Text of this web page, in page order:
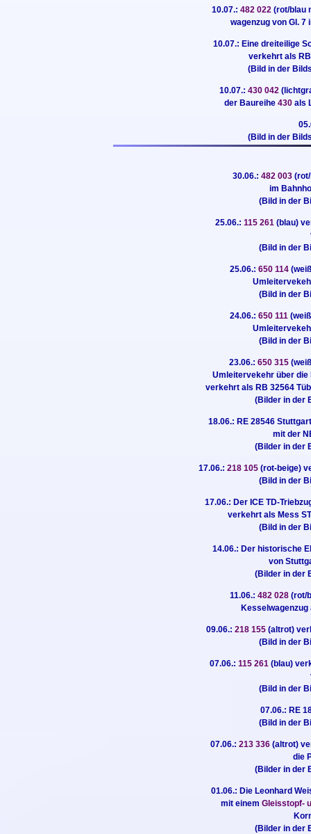
10.07.: 482 022 (rot/blau
wagenzug von Gl. 7
10.07.: Eine dreiteilige
verkehrt als
(Bild in der
10.07.: 430 042
der Baureihe 430 als
(Bild in der
30.06.:482 003
im
(Bild in der
25.06.: 115 261 (blau)
(Bild in der
25.06.: 650 114
(Bild in der
24.06.:650 111
(Bild in der
23.06.:650 315
Umleitervekehr über
verkehrt als RB 32564
(Bilder in der
18.06.: RE 28546
mit der
(Bilder in der
17.06.:218 105(rot-beige)
(Bild in der
17.06.: Der ICE TD-
verkehrt als Mess
(Bild in der
14.06.: Der historische
von
(Bilder in der
11.06.: 482 028 (rot/
Kesselwagenzug
09.06.: 218 155 (altrot)
(Bild in der
07.06.: 115 261 (blau)
(Bild in der
07.06.: RE
(Bild in der
07.06.:213 336(altrot)
die
(Bilder in der
01.06.: Die Leonhard
mit einem Gleisstopf-
(Bilder in der